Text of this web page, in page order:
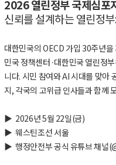
2026열린정부 국제심포
신뢰를 설계하는 열린정부
대한민국의 OECD 가입 30주년을
민국 정책센터 ·대한민국 열린정
니다. 시민 참여와AI시대를 맞아
지, 각국의 고위급 인사들과 함께
▶ 2026년5월 22일(금)
▶ 웨스틴조선 서울
▶ 행정안전부 공식 유튜브 채널